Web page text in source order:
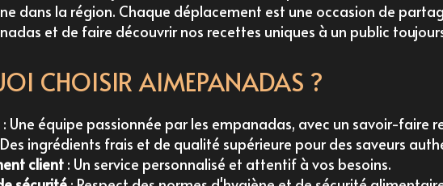
dans la région. Chaque déplacement est une occasion de
et de faire découvrir nos recettes uniques à un public
CHOISIR AIMEPANADAS ?
: Une équipe passionnée par les empanadas, avec un savoir-faire
ingrédients frais et de qualité supérieure pour des saveurs
client : Un service personnalisé et attentif à vos besoins.